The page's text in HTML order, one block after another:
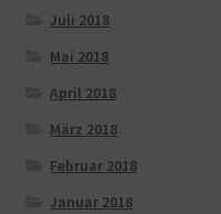
Juli 2018
Mai 2018
April 2018
März 2018
Februar 2018
Januar 2018